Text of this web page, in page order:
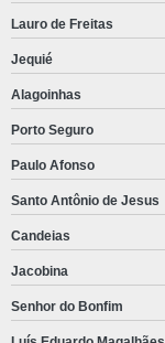
Lauro de Freitas
Jequié
Alagoinhas
Porto Seguro
Paulo Afonso
Santo Antônio de Jesus
Candeias
Jacobina
Senhor do Bonfim